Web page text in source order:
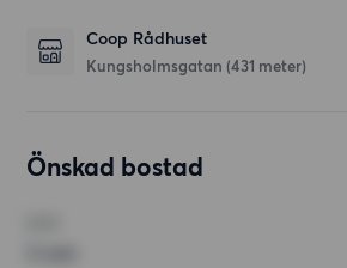
Coop Rådhuset
Kungsholmsgatan (431 meter)
Önskad bostad